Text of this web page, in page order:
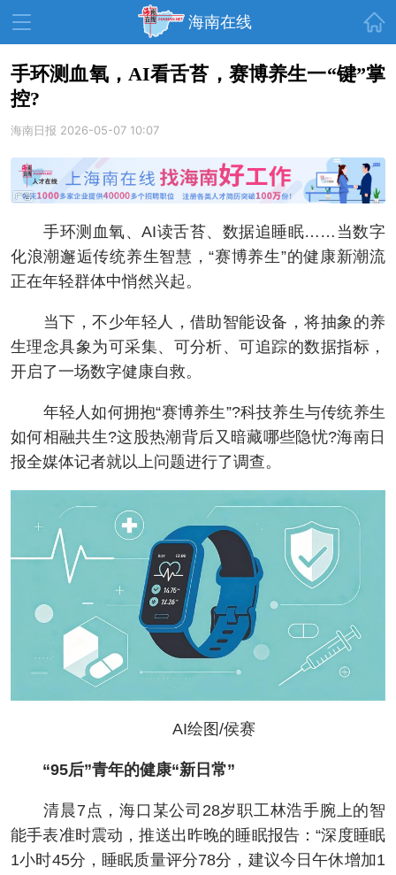
海南在线
资讯中心
教育 健康 房产
生活 演出 活动
展会 走读海南 周末去哪儿
人才在线 天涯企服
手环测血氧，AI看舌苔，赛博养生一“键”掌
控?
海南日报 2026-05-07 10:07
手环测血氧、AI读舌苔、数据追睡眠……当数字
化浪潮邂逅传统养生智慧，“赛博养生”的健康新潮流
正在年轻群体中悄然兴起。
当下，不少年轻人，借助智能设备，将抽象的养
生理念具象为可采集、可分析、可追踪的数据指标，
开启了一场数字健康自救。
年轻人如何拥抱“赛博养生”?科技养生与传统养生
如何相融共生?这股热潮背后又暗藏哪些隐忧?海南日
报全媒体记者就以上问题进行了调查。
AI绘图/侯赛
“95后”青年的健康“新日常”
清晨7点，海口某公司28岁职工林浩手腕上的智
能手表准时震动，推送出昨晚的睡眠报告：“深度睡眠
1小时45分，睡眠质量评分78分，建议今日午休增加1